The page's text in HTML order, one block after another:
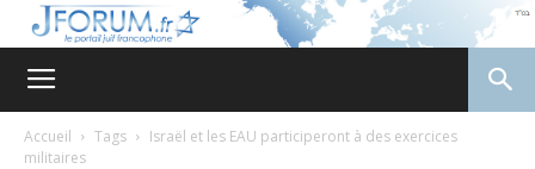
Accueil Tags
Israël et les EAU participeront à des exercices
militaires